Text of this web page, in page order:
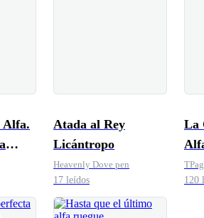
Alfa.
Atada al Rey
Licántropo
Heavenly Dove pen
17 leídos
La
120